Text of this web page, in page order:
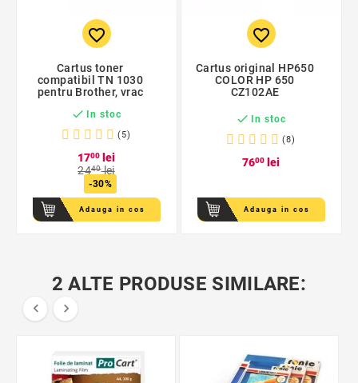
favorite_border
Cartus toner
compatibil TN 1030
pentru Brother, vrac
 In stoc
(5)
1700
lei
2440lei
-30%
Adauga in cos
favorite_border
Cartus original HP650
COLOR HP 650
CZ102AE
 In stoc
(8)
7600 lei
Adauga in cos
2 ALTE PRODUSE SIMILARE:
 